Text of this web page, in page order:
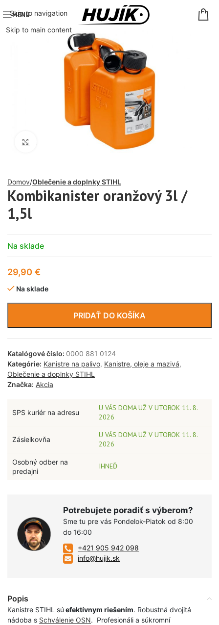
Skip to navigation
Skip to main content
MENU
Domov Oblečenie a doplnky STIHL
Kombikanister oranžový 3l /
1,5l
Na sklade
29,90 €
Na sklade
PRIDAŤ DO KOŠÍKA
Katalógové číslo: 0000 881 0124
Kategórie: Kanistre na palivo, Kanistre, oleje a mazivá,
Oblečenie a doplnky STIHL
Značka: Akcia
SPS kuriér na adresu
U VÁS DOMA UŽ V UTOROK 11. 8.
2026
Zásielkovňa
U VÁS DOMA UŽ V UTOROK 11. 8.
2026
Osobný odber na
predajni
IHNEĎ
Potrebujete poradiť s výberom?
Sme tu pre vás Pondelok-Piatok od 8:00
do 16:00
+421 905 942 098
info@hujik.sk
Popis
Kanistre STIHL sú efektívnym riešením. Robustná dvojitá
nádoba s Schválenie OSN. Profesionáli a súkromní